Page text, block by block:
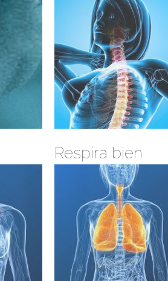
Respira bien